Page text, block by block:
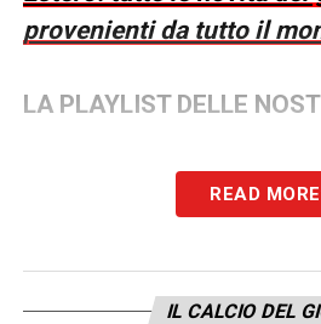
provenienti da tutto il
LA PLAYLIST DELLE
READ MORE
IL CALCIO DEL